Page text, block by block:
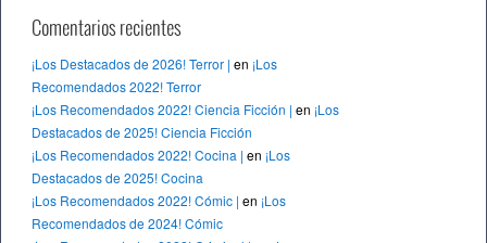
Comentarios recientes
¡Los Destacados de 2026! Terror | en ¡Los
Recomendados 2022! Terror
¡Los Recomendados 2022! Ciencia Ficción | en ¡Los
Destacados de 2025! Ciencia Ficción
¡Los Recomendados 2022! Cocina | en ¡Los
Destacados de 2025! Cocina
¡Los Recomendados 2022! Cómic | en ¡Los
Recomendados de 2024! Cómic